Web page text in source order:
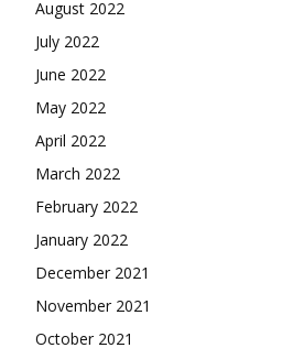
August 2022
July 2022
June 2022
May 2022
April 2022
March 2022
February 2022
January 2022
December 2021
November 2021
October 2021